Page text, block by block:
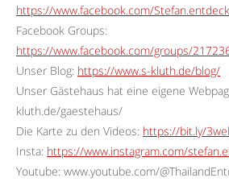
https://www.facebook.com/
Facebook Groups:
https://www.facebook.com/groups/
Unser Blog: https://www.s-kluth.de/blog/
Unser Gästehaus hat eine eigene
kluth.de/gaestehaus/
Die Karte zu den Videos: https://bit.ly/
Insta: https://www.instagram.com/
Youtube: www.youtube.com/